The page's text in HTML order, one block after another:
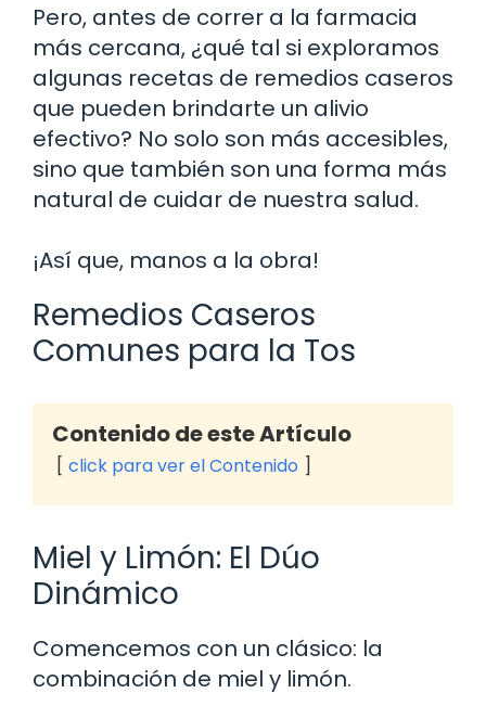
Pero, antes de correr a la farmacia
más cercana, ¿qué tal si exploramos
algunas recetas de remedios caseros
que pueden brindarte un alivio
efectivo? No solo son más accesibles,
sino que también son una forma más
natural de cuidar de nuestra salud.
¡Así que, manos a la obra!
Remedios Caseros
Comunes para la Tos
Contenido de este Artículo
click para ver el Contenido
Miel y Limón: El Dúo
Dinámico
Comencemos con un clásico: la
combinación de miel y limón.